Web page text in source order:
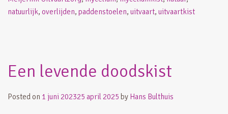
natuurlijk, overlijden, paddenstoelen, uitvaart, uitvaartkist
Een levende doodskist
Posted on 1 juni 202325 april 2025 by Hans Bulthuis